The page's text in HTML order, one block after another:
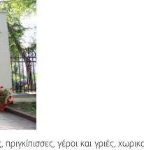
γέροι και γριές,